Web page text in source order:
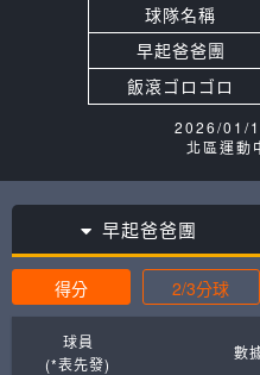
球隊名稱
早起爸爸團
飯滾ゴロゴロ
2026/01/
北區運動
早起爸爸團
得分 2/3分球
球員
(*表先發)
數